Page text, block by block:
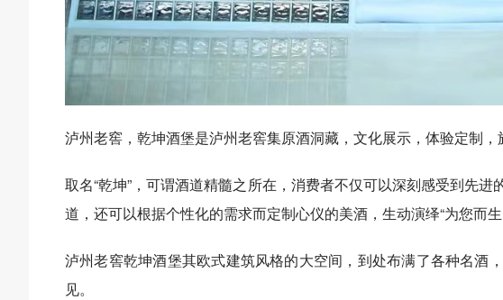
泸州老窖，乾坤酒堡是泸州老窖集原酒洞藏，文化展示，体验定制，
取名“乾坤”，可谓酒道精髓之所在，消费者不仅可以深刻感受到先
道，还可以根据个性化的需求而定制心仪的美酒，生动演绎“为您而生
泸州老窖乾坤酒堡其欧式建筑风格的大空间，到处布满了各种名酒
见。